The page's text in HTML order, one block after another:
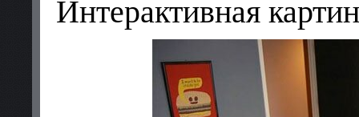
Интерактивная